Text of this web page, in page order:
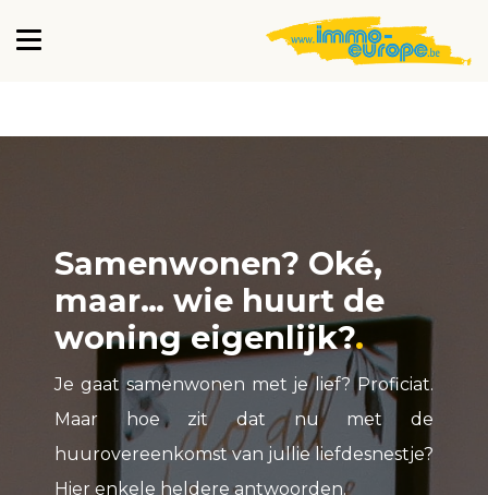
Samenwonen? Oké,
maar… wie huurt de
woning eigenlijk?
Je gaat samenwonen met je lief? Proficiat.
Maar hoe zit dat nu met de
huurovereenkomst van jullie liefdesnestje?
Hier enkele heldere antwoorden.